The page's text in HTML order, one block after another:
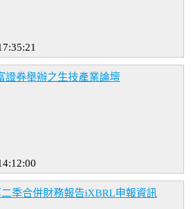
證券舉辦之生技產業論壇
季合併財務報告iXBRL申報資訊